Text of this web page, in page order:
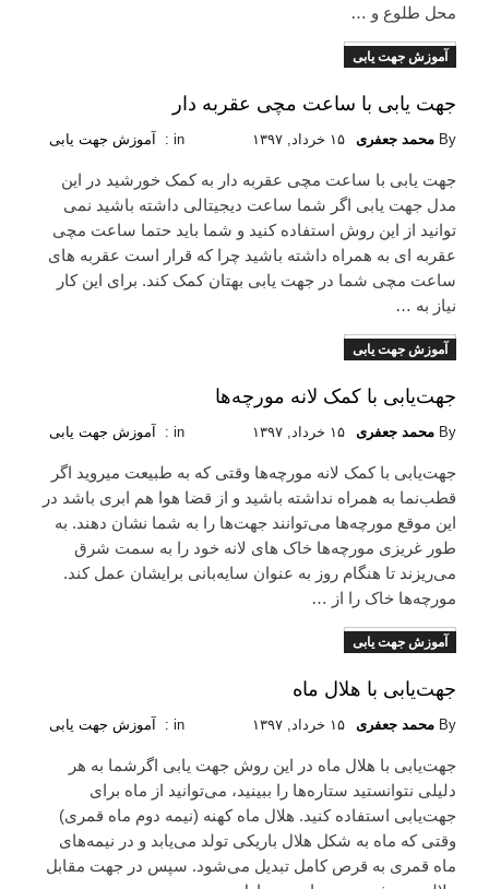
محل طلوع و …
Read More
آموزش جهت یابی
جهت یابی با ساعت مچی عقربه دار
By محمد جعفری ۱۵ خرداد, ۱۳۹۷ in : آموزش جهت یابی
جهت یابی با ساعت مچی عقربه دار به کمک خورشید در این
مدل جهت یابی اگر شما ساعت دیجیتالی داشته باشید نمی
توانید از این روش استفاده کنید و شما باید حتما ساعت مچی
عقربه ای به همراه داشته باشید چرا که قرار است عقربه های
ساعت مچی شما در جهت یابی بهتان کمک کند. برای این کار
نیاز به …
Read More
آموزش جهت یابی
جهت‌یابی با کمک لانه مورچه‌ها
By محمد جعفری ۱۵ خرداد, ۱۳۹۷ in : آموزش جهت یابی
جهت‌یابی با کمک لانه مورچه‌ها وقتی که به طبیعت میروید اگر
قطب‌نما به همراه نداشته باشید و از قضا هوا هم ابری باشد در
این موقع مورچه‌ها می‌توانند جهت‌ها را به شما نشان دهند. به
طور غریزی مورچه‌ها خاک های لانه‌ خود را به سمت شرق
می‌ریزند تا هنگام روز به عنوان سایه‌بانی برایشان عمل کند.
مورچه‌ها خاک را از …
Read More
آموزش جهت یابی
جهت‌یابی با هلال ماه
By محمد جعفری ۱۵ خرداد, ۱۳۹۷ in : آموزش جهت یابی
جهت‌یابی با هلال ماه در این روش جهت یابی اگرشما به هر
دلیلی نتوانستید ستاره‌ها را ببینید، می‌توانید از ماه برای
جهت‌یابی استفاده کنید. هلال ماه کهنه (نیمه دوم ماه قمری)
وقتی که ماه به شکل هلال باریکی تولد می‌یابد و در نیمه‌های
ماه قمری به قرص کامل تبدیل می‌شود. سپس در جهت مقابل